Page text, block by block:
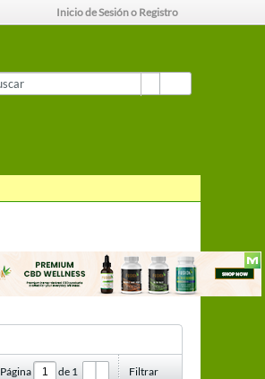
Inicio de Sesión o Registro
Página de 1 Filtrar